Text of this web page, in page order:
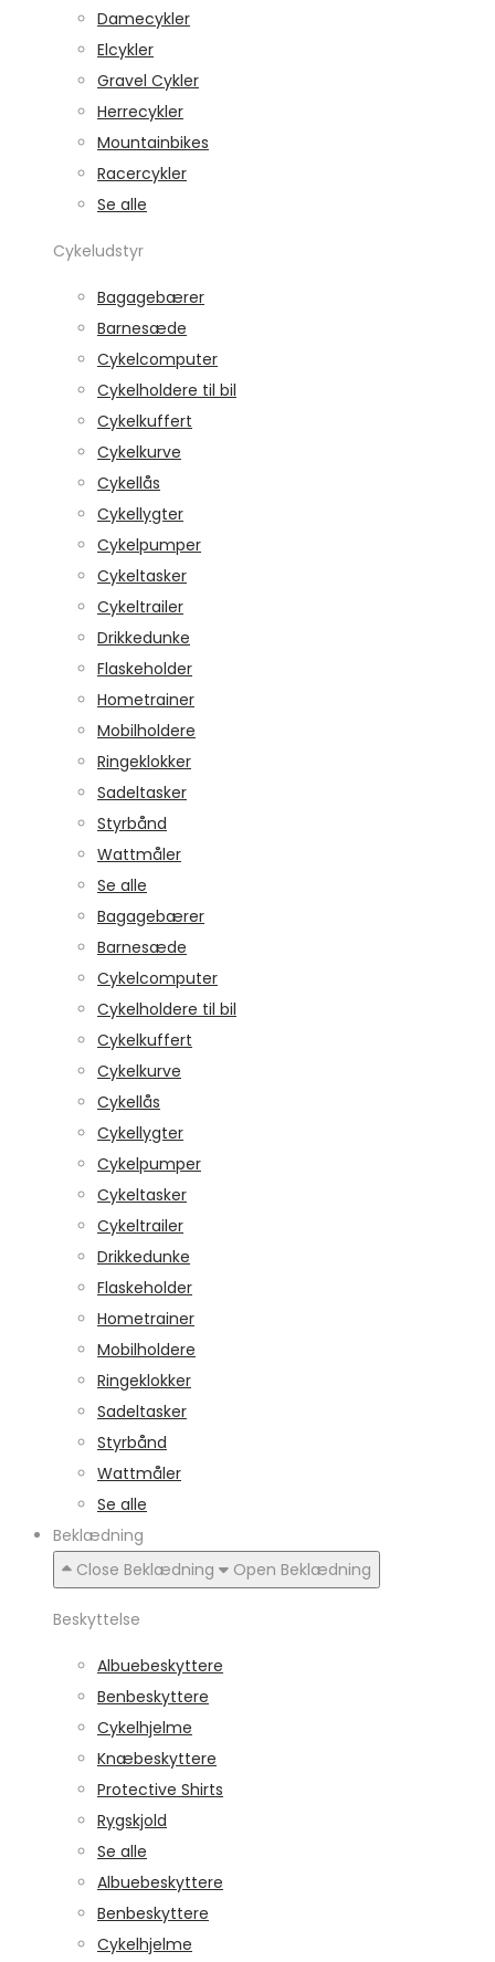
Damecykler
Elcykler
Gravel Cykler
Herrecykler
Mountainbikes
Racercykler
Se alle
Cykeludstyr
Bagagebærer
Barnesæde
Cykelcomputer
Cykelholdere til bil
Cykelkuffert
Cykelkurve
Cykellås
Cykellygter
Cykelpumper
Cykeltasker
Cykeltrailer
Drikkedunke
Flaskeholder
Hometrainer
Mobilholdere
Ringeklokker
Sadeltasker
Styrbånd
Wattmåler
Se alle
Bagagebærer
Barnesæde
Cykelcomputer
Cykelholdere til bil
Cykelkuffert
Cykelkurve
Cykellås
Cykellygter
Cykelpumper
Cykeltasker
Cykeltrailer
Drikkedunke
Flaskeholder
Hometrainer
Mobilholdere
Ringeklokker
Sadeltasker
Styrbånd
Wattmåler
Se alle
Beklædning
Close Beklædning
Open Beklædning
Beskyttelse
Albuebeskyttere
Benbeskyttere
Cykelhjelme
Knæbeskyttere
Protective Shirts
Rygskjold
Se alle
Albuebeskyttere
Benbeskyttere
Cykelhjelme